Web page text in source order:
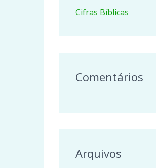
Cifras Bíblicas
Comentários
Arquivos